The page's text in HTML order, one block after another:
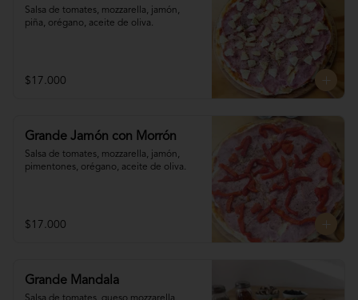
Salsa de tomates, mozzarella, jamón,
piña, orégano, aceite de oliva.
$17.000
Grande Jamón con Morrón
Salsa de tomates, mozzarella, jamón,
pimentones, orégano, aceite de oliva.
$17.000
Grande Mandala